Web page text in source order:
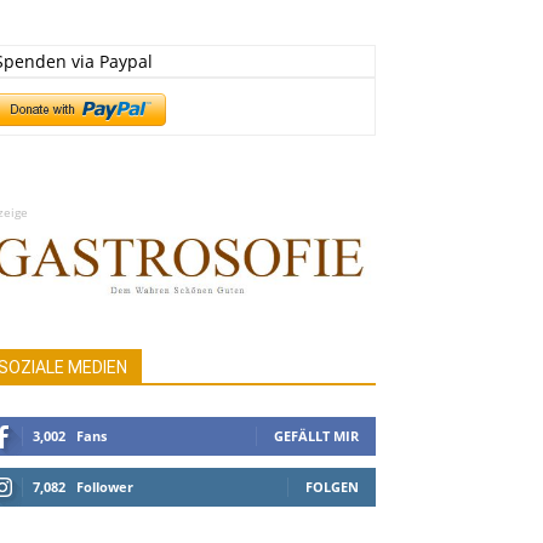
via Paypal
MEDIEN
3,002 Fans GEFÄLLT MIR
7,082 Follower FOLGEN